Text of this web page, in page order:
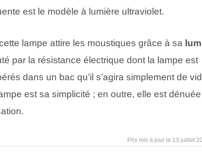
est le modèle à lumière ultraviolet.
lampe attire les moustiques grâce à sa
par la résistance électrique dont la lampe est
dans un bac qu’il s’agira simplement de
est sa simplicité ; en outre, elle est
13 juillet